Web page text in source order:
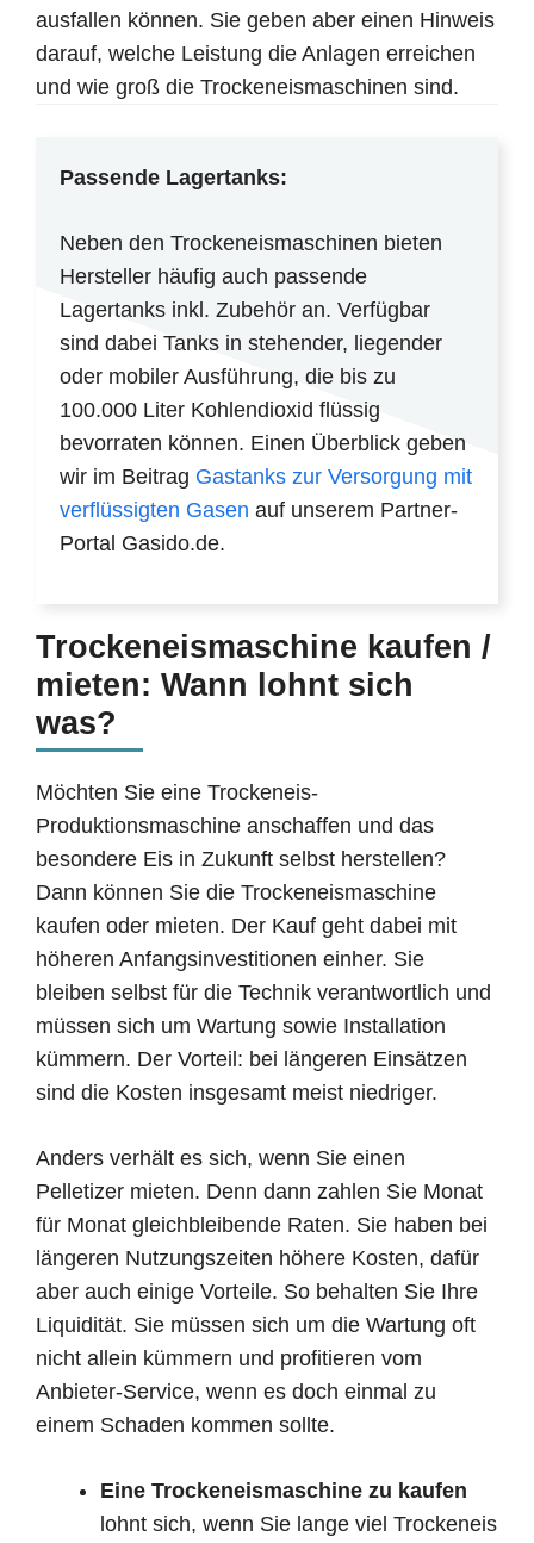
ausfallen können. Sie geben aber einen Hinweis
darauf, welche Leistung die Anlagen erreichen
und wie groß die Trockeneismaschinen sind.
Passende Lagertanks:
Neben den Trockeneismaschinen bieten
Hersteller häufig auch passende
Lagertanks inkl. Zubehör an. Verfügbar
sind dabei Tanks in stehender, liegender
oder mobiler Ausführung, die bis zu
100.000 Liter Kohlendioxid flüssig
bevorraten können. Einen Überblick geben
wir im Beitrag Gastanks zur Versorgung mit
verflüssigten Gasen auf unserem Partner-
Portal Gasido.de.
Trockeneismaschine kaufen /
mieten: Wann lohnt sich
was?
Möchten Sie eine Trockeneis-
Produktionsmaschine anschaffen und das
besondere Eis in Zukunft selbst herstellen?
Dann können Sie die Trockeneismaschine
kaufen oder mieten. Der Kauf geht dabei mit
höheren Anfangsinvestitionen einher. Sie
bleiben selbst für die Technik verantwortlich und
müssen sich um Wartung sowie Installation
kümmern. Der Vorteil: bei längeren Einsätzen
sind die Kosten insgesamt meist niedriger.
Anders verhält es sich, wenn Sie einen
Pelletizer mieten. Denn dann zahlen Sie Monat
für Monat gleichbleibende Raten. Sie haben bei
längeren Nutzungszeiten höhere Kosten, dafür
aber auch einige Vorteile. So behalten Sie Ihre
Liquidität. Sie müssen sich um die Wartung oft
nicht allein kümmern und profitieren vom
Anbieter-Service, wenn es doch einmal zu
einem Schaden kommen sollte.
Eine Trockeneismaschine zu kaufen
lohnt sich, wenn Sie lange viel Trockeneis